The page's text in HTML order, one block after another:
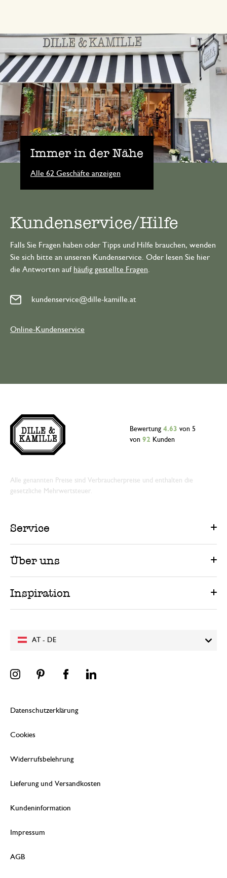
Immer in der Nähe
Alle 62 Geschäfte anzeigen
Kundenservice/Hilfe
Falls Sie Fragen haben oder Tipps und Hilfe brauchen, wenden
Sie sich bitte an unseren Kundenservice. Oder lesen Sie hier
die Antworten auf häufig gestellte Fragen
kundenservice@dille-kamille.at
Online-Kundenservice
AT - DE
Bewertung 4.63 von 5
von 92 Kunden
Alle genannten Preise sind Verbraucherpreise und enthalten die
gesetzliche Mehrwertsteuer.
Service
Über uns
Inspiration
Datenschutzerklärung
Cookies
Widerrufsbelehrung
Lieferung und Versandkosten
Kundeninformation
Impressum
AGB